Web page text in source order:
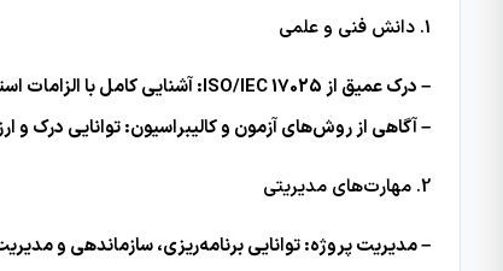
1. دانش فنی و علمی
– درک عمیق از ISO/IEC 17025: آشنایی کامل با الزامات استاندارد، شامل مدیریت کیفیت و الزامات فنی.
– آگاهی از روش‌های آزمون و کالیبراسیون: توانایی درک و
2. مهارت‌های مدیریتی
– مدیریت پروژه: توانایی برنامه‌ریزی، سازماندهی و